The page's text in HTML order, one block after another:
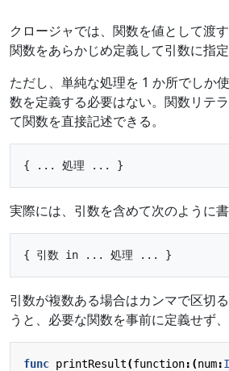
クロージャでは、関数を値として渡
関数をあらかじめ定義して引数に指定
ただし、単純な処理を 1 か所でしか
数を定義する必要はない。関数リテ
て関数を直接記述できる。
実際には、引数を含めて次のように書
引数が複数ある場合はカンマで区切
うと、必要な関数を事前に定義せず、
func printResult(function:(num: